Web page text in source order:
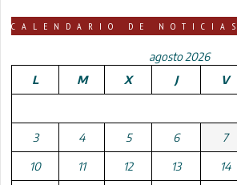
CALENDARIO DE NOTICIAS
agosto 2026
L
M X J V
3 4 5 6 7
10 11 12 13 14